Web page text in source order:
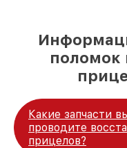
поломок
Какие запчасти
проводите
прицелов?